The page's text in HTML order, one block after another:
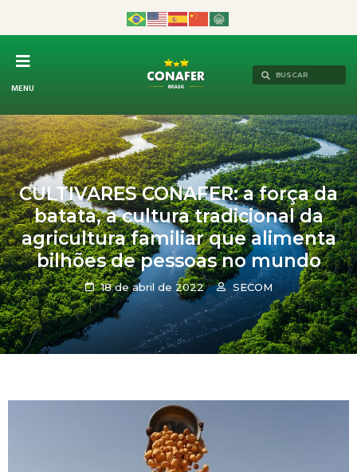
MENU
CULTIVARES CONAFER: a força da
batata, a cultura tradicional da
agricultura familiar que alimenta
bilhões de pessoas no mundo
18 de abril de 2022 SECOM